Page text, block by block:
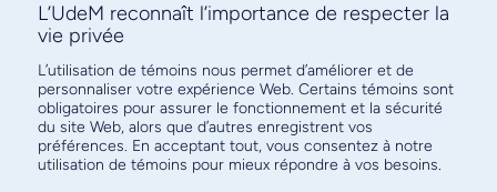
Abonnez-vous à notre infolettre
pour connaître l’actualité facultaire
L’UdeM reconnaît l’importance de respecter la
vie privée
L’utilisation de témoins nous permet d’améliorer et de
personnaliser votre expérience Web. Certains témoins sont
obligatoires pour assurer le fonctionnement et la sécurité
du site Web, alors que d’autres enregistrent vos
préférences. En acceptant tout, vous consentez à notre
utilisation de témoins pour mieux répondre à vos besoins.